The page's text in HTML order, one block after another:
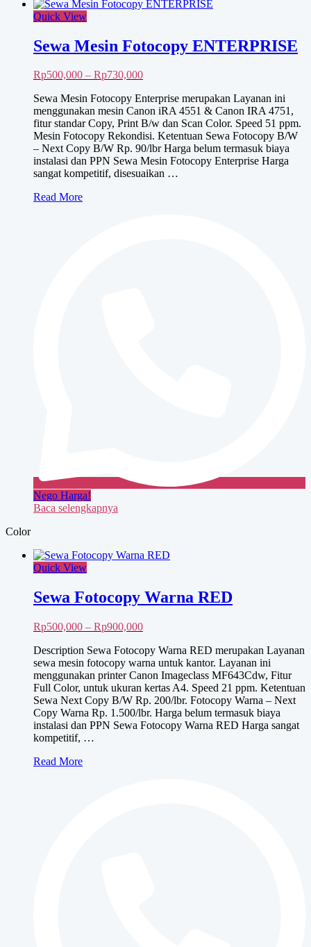
Quick View
Sewa Mesin Fotocopy ENTERPRISE
Rp500,000 – Rp730,000Rentang
Rp500,000
hingga
Rp730,000
Sewa Mesin Fotocopy Enterprise merupakan Layanan ini
menggunakan mesin Canon iRA 4551 & Canon IRA 4751,
fitur standar Copy, Print B/w dan Scan Color. Speed 51 ppm.
Mesin Fotocopy Rekondisi. Ketentuan Sewa Fotocopy B/W
– Next Copy B/W Rp. 90/lbr Harga belum termasuk biaya
instalasi dan PPN Sewa Mesin Fotocopy Enterprise Harga
sangat kompetitif, disesuaikan …
Sewa
Read More
Nego Harga!
Baca selengkapnya
Color
Quick View
Sewa Fotocopy Warna RED
Rp500,000 – Rp900,000Rentang
Rp500,000
hingga
Rp900,000
Description Sewa Fotocopy Warna RED merupakan Layanan
sewa mesin fotocopy warna untuk kantor. Layanan ini
menggunakan printer Canon Imageclass MF643Cdw, Fitur
Full Color, untuk ukuran kertas A4. Speed 21 ppm. Ketentuan
Sewa Next Copy B/W Rp. 200/lbr. Fotocopy Warna – Next
Copy Warna Rp. 1.500/lbr. Harga belum termasuk biaya
instalasi dan PPN Sewa Fotocopy Warna RED Harga sangat
kompetitif, …
Sewa
Read More